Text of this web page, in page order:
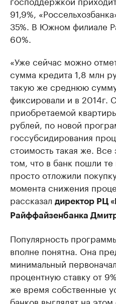
91,9%,
35%. В Южном филиале
60%.
«Уже сейчас можно
сумма кредита 1,8 млн
такую же среднюю
фиксировали и в 2014г.
приобретаемой
рублей, по новой
госсубсидирования
стоимость такая же. Все
том, что в банк пошли
просто отложили
момента снижения
рассказал директор РЦ
Райффайзенбанка
Популярность
вполне понятна. Она
минимальный
процентную ставку от
же время собственные
банков выглядят на